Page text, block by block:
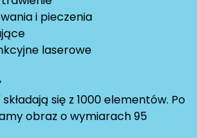
i pieczenia
laserowe
się z 1000 elementów. Po
obraz o wymiarach 95